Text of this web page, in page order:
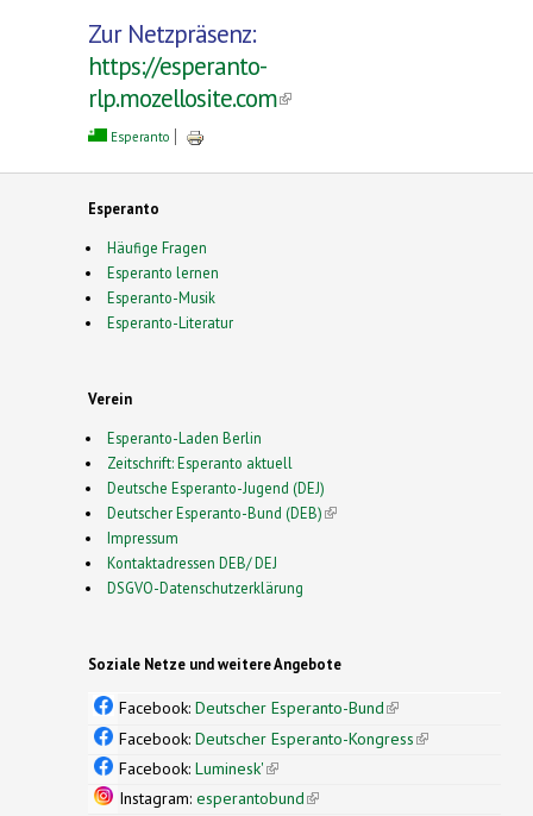
Zur Netzpräsenz:
https://esperanto-
rlp.mozellosite.com(link is external)
Esperanto
Esperanto
Häufige Fragen
Esperanto lernen
Esperanto-Musik
Esperanto-Literatur
Verein
Esperanto-Laden Berlin
Zeitschrift: Esperanto aktuell
Deutsche Esperanto-Jugend (DEJ)
Deutscher Esperanto-Bund (DEB)(link is external)
Impressum
Kontaktadressen DEB/ DEJ
DSGVO-Datenschutzerklärung
Soziale Netze und weitere Angebote
Facebook: Deutscher Esperanto-Bund(link is
external)
Facebook: Deutscher Esperanto-Kongress(link is
Facebook: Luminesk'(link is external)
Instagram: esperantobund(link is external)